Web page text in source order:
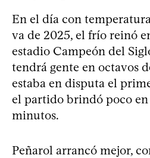
En el día con
va de 2025, el frío reinó
estadio Campeón del
tendrá gente en octavos
estaba en disputa el
el partido brindó poco
minutos.
Peñarol arrancó mejor,